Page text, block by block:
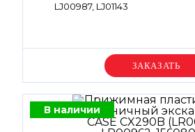
LJ00987, LJ01143
Уточняйте цену
В наличии